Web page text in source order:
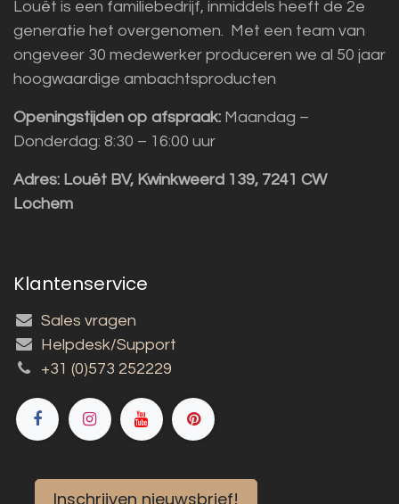
Louët is een familiebedrijf, inmiddels heeft de 2e
generatie het overgenomen. Met een team van
ongeveer 30 medewerker produceren we al 50 jaar
hoogwaardige ambachtsproducten
Openingstijden op afspraak: Maandag –
Donderdag: 8:30 – 16:00 uur
Adres: Louët BV, Kwinkweerd 139, 7241 CW
Lochem
Klantenservice
Sales vragen
Helpdesk/Support
+31 (0)573 252229
Inschrijven nieuwsbrief!